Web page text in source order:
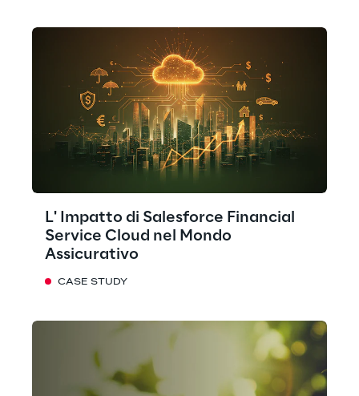
L' Impatto di Salesforce Financial
Service Cloud nel Mondo
Assicurativo
CASE STUDY